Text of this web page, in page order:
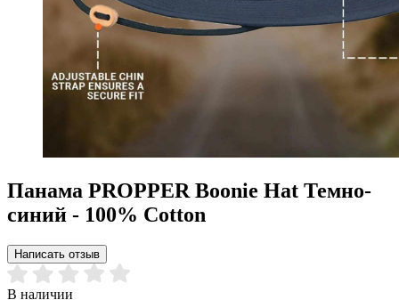
Панама PROPPER Boonie Hat Темно-
синий - 100% Cotton
Написать отзыв
В наличии